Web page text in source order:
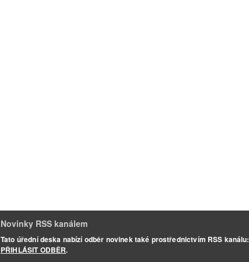
Novinky RSS kanálem
Tato úřední deska nabízí odběr novinek také prostřednictvím RSS kanálu:
PŘIHLÁSIT ODBĚR.